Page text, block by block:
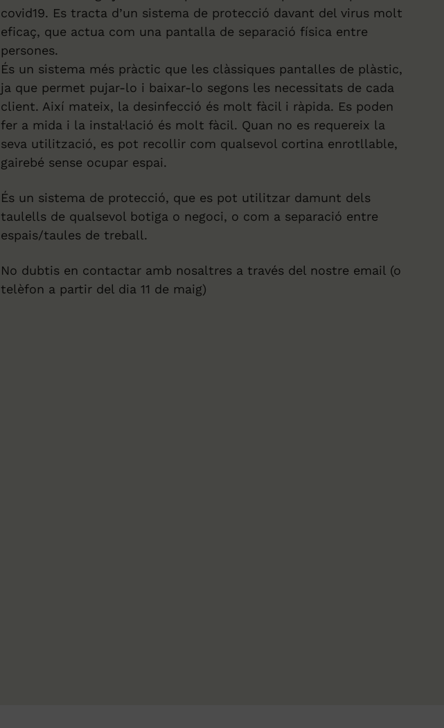
covid19. Es tracta d’un sistema de protecció davant del virus molt
eficaç, que actua com una pantalla de separació física entre
persones.
És un sistema més pràctic que les clàssiques pantalles de plàstic,
ja que permet pujar-lo i baixar-lo segons les necessitats de cada
client. Així mateix, la desinfecció és molt fàcil i ràpida. Es poden
fer a mida i la instal·lació és molt fàcil. Quan no es requereix la
seva utilització, es pot recollir com qualsevol cortina enrotllable,
gairebé sense ocupar espai.
És un sistema de protecció, que es pot utilitzar damunt dels
taulells de qualsevol botiga o negoci, o com a separació entre
espais/taules de treball.
No dubtis en contactar amb nosaltres a través del nostre email (o
telèfon a partir del dia 11 de maig)